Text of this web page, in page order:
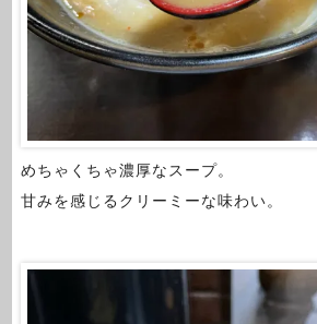
めちゃくちゃ濃厚なスープ。
甘みを感じるクリーミーな味わい。